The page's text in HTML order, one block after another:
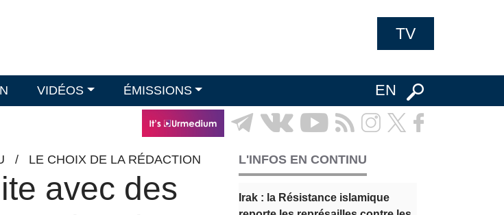
TV
VIDÉOS ÉMISSIONS EN
/ LE CHOIX DE LA RÉDACTION
avec des
L'INFOS EN CONTINU
Irak : la Résistance islamique